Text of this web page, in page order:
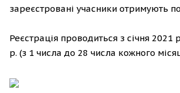
зареєстровані учасники отримують
Реєстрація проводиться з січня 2021
р. (з 1 числа до 28 числа кожного